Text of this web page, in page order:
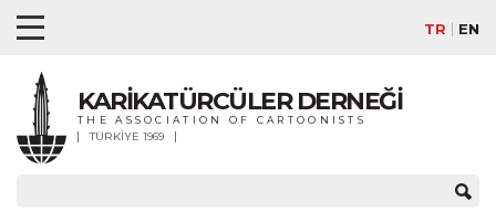
TR EN
KARİKATÜRCÜLER DERNEĞİ
THE ASSOCIATION OF CARTOONISTS
TÜRKİYE 1969